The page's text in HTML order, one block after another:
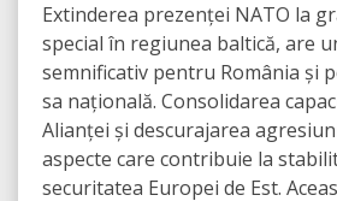
Extinderea prezenței NATO la
special în regiunea baltică, are
semnificativ pentru România și
sa națională. Consolidarea
Alianței și descurajarea
aspecte care contribuie la
securitatea Europei de Est.